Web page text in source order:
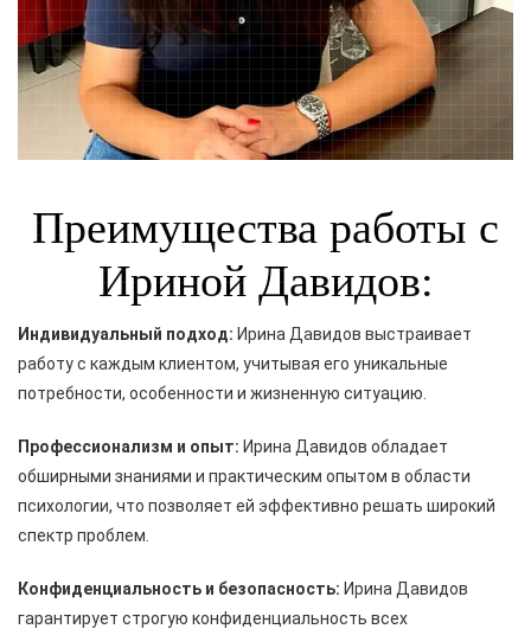
Преимущества работы с
Ириной Давидов:
Индивидуальный подход: Ирина Давидов выстраивает
работу с каждым клиентом, учитывая его уникальные
потребности, особенности и жизненную ситуацию.
Профессионализм и опыт: Ирина Давидов обладает
обширными знаниями и практическим опытом в области
психологии, что позволяет ей эффективно решать широкий
спектр проблем.
Конфиденциальность и безопасность: Ирина Давидов
гарантирует строгую конфиденциальность всех